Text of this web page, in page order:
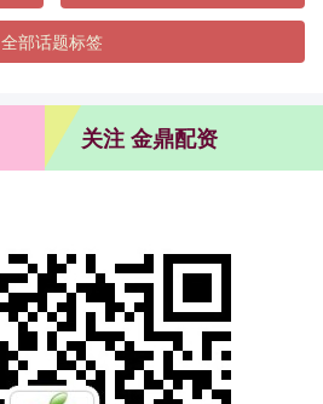
全部话题标签
关注 金鼎配资